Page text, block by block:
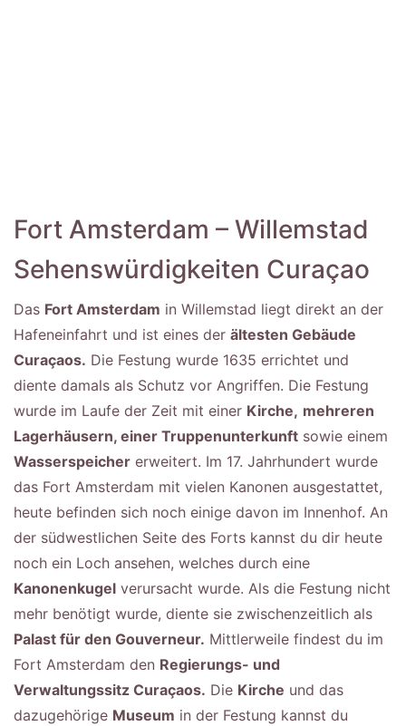
Fort Amsterdam – Willemstad
Sehenswürdigkeiten Curaçao
Das Fort Amsterdam in Willemstad liegt direkt an der
Hafeneinfahrt und ist eines der ältesten Gebäude
Curaçaos. Die Festung wurde 1635 errichtet und
diente damals als Schutz vor Angriffen. Die Festung
wurde im Laufe der Zeit mit einer Kirche, mehreren
Lagerhäusern, einer Truppenunterkunft sowie einem
Wasserspeicher erweitert. Im 17. Jahrhundert wurde
das Fort Amsterdam mit vielen Kanonen ausgestattet,
heute befinden sich noch einige davon im Innenhof. An
der südwestlichen Seite des Forts kannst du dir heute
noch ein Loch ansehen, welches durch eine
Kanonenkugel verursacht wurde. Als die Festung nicht
mehr benötigt wurde, diente sie zwischenzeitlich als
Palast für den Gouverneur. Mittlerweile findest du im
Fort Amsterdam den Regierungs- und
Verwaltungssitz Curaçaos. Die Kirche und das
dazugehörige Museum in der Festung kannst du